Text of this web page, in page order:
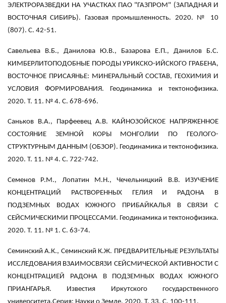
ЭЛЕКТРОРАЗВЕДКИ НА УЧАСТКАХ ПАО "ГАЗПРОМ" (ЗАПАДНАЯ И
ВОСТОЧНАЯ СИБИРЬ). Газовая промышленность. 2020. № 10
(807). С. 42-51.
Савельева В.Б., Данилова Ю.В., Базарова Е.П., Данилов Б.С.
КИМБЕРЛИТОПОДОБНЫЕ ПОРОДЫ УРИКСКО-ИЙСКОГО ГРАБЕНА,
ВОСТОЧНОЕ ПРИСАЯНЬЕ: МИНЕРАЛЬНЫЙ СОСТАВ, ГЕОХИМИЯ И
УСЛОВИЯ ФОРМИРОВАНИЯ. Геодинамика и тектонофизика.
2020. Т. 11. № 4. С. 678-696.
Саньков В.А., Парфеевец А.В. КАЙНОЗОЙСКОЕ НАПРЯЖЕННОЕ
СОСТОЯНИЕ ЗЕМНОЙ КОРЫ МОНГОЛИИ ПО ГЕОЛОГО-
СТРУКТУРНЫМ ДАННЫМ (ОБЗОР). Геодинамика и тектонофизика.
2020. Т. 11. № 4. С. 722-742.
Семенов Р.М., Лопатин М.Н., Чечельницкий В.В. ИЗУЧЕНИЕ
КОНЦЕНТРАЦИЙ РАСТВОРЕННЫХ ГЕЛИЯ И РАДОНА В
ПОДЗЕМНЫХ ВОДАХ ЮЖНОГО ПРИБАЙКАЛЬЯ В СВЯЗИ С
СЕЙСМИЧЕСКИМИ ПРОЦЕССАМИ. Геодинамика и тектонофизика.
2020. Т. 11. № 1. С. 63-74.
Семинский А.К., Семинский К.Ж. ПРЕДВАРИТЕЛЬНЫЕ РЕЗУЛЬТАТЫ
ИССЛЕДОВАНИЯ ВЗАИМОСВЯЗИ СЕЙСМИЧЕСКОЙ АКТИВНОСТИ С
КОНЦЕНТРАЦИЕЙ РАДОНА В ПОДЗЕМНЫХ ВОДАХ ЮЖНОГО
ПРИАНГАРЬЯ. Известия Иркутского государственного